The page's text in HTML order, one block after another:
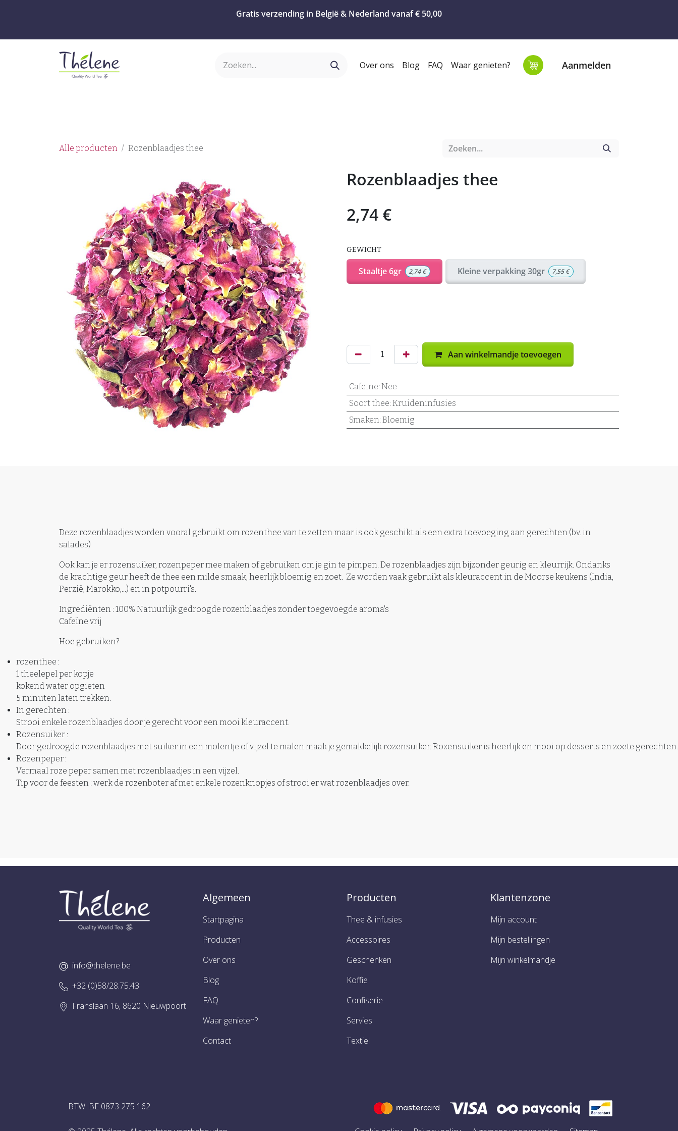
Gratis verzending in België & Nederland vanaf € 50,00
Over ons Blog FAQ Waar genieten? Aanmelden
Alle producten Rozenblaadjes thee
Rozenblaadjes thee
2,74 €
GEWICHT
Staaltje 6gr 2,74€ Kleine verpakking 30gr 7,55€
Aan winkelmandje toevoegen
Cafeine: Nee
Soort thee: Kruideninfusies
Smaken: Bloemig
Deze rozenblaadjes worden vooral gebruikt om rozenthee van te zetten maar is ook geschikt als een extra toevoeging aan gerechten (bv. in
salades)
Ook kan je er rozensuiker, rozenpeper mee maken of gebruiken om je gin te pimpen. De rozenblaadjes zijn bijzonder geurig en kleurrijk. Ondanks
de krachtige geur heeft de thee een milde smaak, heerlijk bloemig en zoet. Ze worden vaak gebruikt als kleuraccent in de Moorse keukens (India,
Perzië, Marokko,...) en in potpourri's.
Ingrediënten : 100% Natuurlijk gedroogde rozenblaadjes zonder toegevoegde aroma's
Cafeïne vrij
Hoe gebruiken?
rozenthee :
1 theelepel per kopje
kokend water opgieten
5 minuten laten trekken.
In gerechten :
Strooi enkele rozenblaadjes door je gerecht voor een mooi kleuraccent.
Rozensuiker :
Door gedroogde rozenblaadjes met suiker in een molentje of vijzel te malen maak je gemakkelijk rozensuiker. Rozensuiker is heerlijk en mooi op desserts en zoete gerechten.
Rozenpeper :
Vermaal roze peper samen met rozenblaadjes in een vijzel.
Tip voor de feesten : werk de rozenboter af met enkele rozenknopjes of strooi er wat rozenblaadjes over.
info@thelene.be
+32 (0)58/28.75.43
Franslaan 16, 8620 Nieuwpoort
Algemeen
Startpagina
Producten
Over ons
Blog
FAQ
Waar genieten?
Contact
Producten
Thee & infusies
Accessoires
Geschenken
Koffie
Confiserie
Servies
Textiel
Klantenzone
Mijn account
Mijn bestellingen
Mijn winkelmandje
BTW: BE 0873 275 162